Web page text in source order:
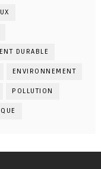
DURABLE
ENVIRONNEMENT
POLLUTION